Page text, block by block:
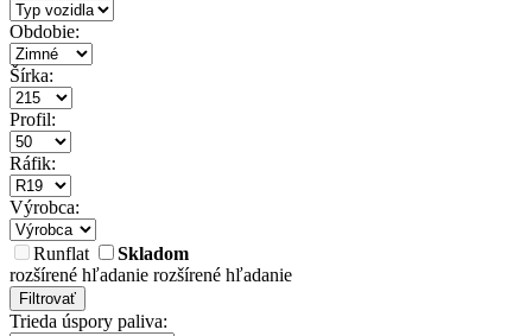
Obdobie:
Šírka:
Profil:
Ráfik:
Výrobca:
Runflat
Skladom
rozšírené hľadanie rozšírené hľadanie
Filtrovať
Trieda úspory paliva: